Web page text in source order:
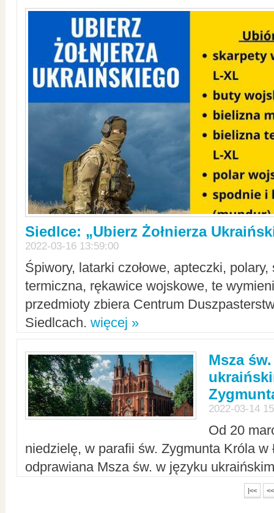
Siedlce: „Ubierz Żołnierza
2022-03-16 13:59:00
Śpiwory, latarki czołowe, apteczki,
termiczna, rękawice wojskowe, te
przedmioty zbiera Centrum
Siedlcach. więcej »
Msza
2022-03-14
Od 20
niedzielę, w parafii św. Zygmunta Króla w
odprawiana Msza św. w języku
|<< <<